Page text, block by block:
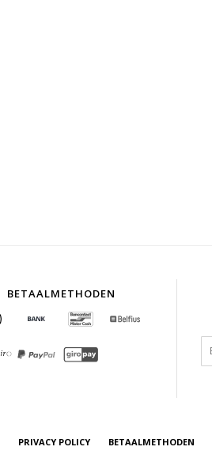
BETAALMETHODEN
PRIVACY POLICY BETAALMETHODEN